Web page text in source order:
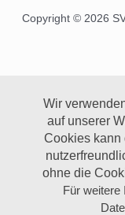
Copyright © 2026
Wir
auf unserer
Cookies kann
ohne die
Für weitere